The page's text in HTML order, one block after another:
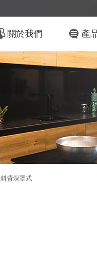
關於我們 產
斜背深罩式